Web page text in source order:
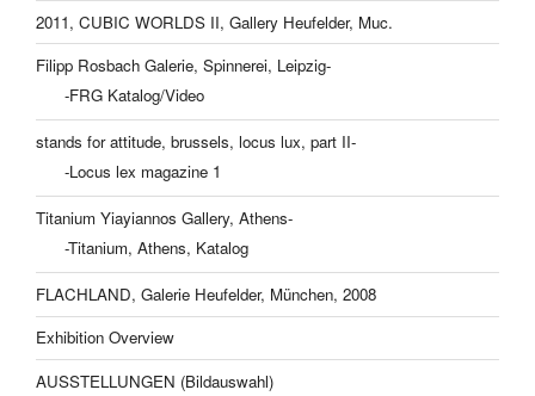
2011, CUBIC WORLDS II, Gallery Heufelder, Muc.
Filipp Rosbach Galerie, Spinnerei, Leipzig-
-FRG Katalog/Video
stands for attitude, brussels, locus lux, part II-
-Locus lex magazine 1
Titanium Yiayiannos Gallery, Athens-
-Titanium, Athens, Katalog
FLACHLAND, Galerie Heufelder, München, 2008
Exhibition Overview
AUSSTELLUNGEN (Bildauswahl)